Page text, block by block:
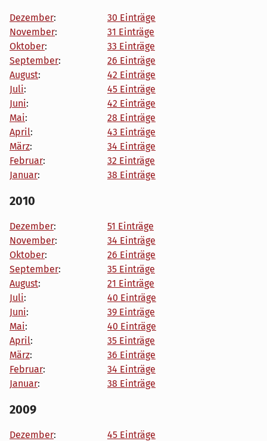
Dezember:
30 Einträge
November:
31 Einträge
Oktober:
33 Einträge
September:
26 Einträge
August:
42 Einträge
Juli:
45 Einträge
Juni:
42 Einträge
Mai:
28 Einträge
April:
43 Einträge
März:
34 Einträge
Februar:
32 Einträge
Januar: 38 Einträge
2010
Dezember:
51 Einträge
November:
34 Einträge
Oktober:
26 Einträge
September:
35 Einträge
August:
21 Einträge
Juli:
40 Einträge
Juni:
39 Einträge
Mai:
40 Einträge
April:
35 Einträge
März:
36 Einträge
Februar:
34 Einträge
Januar: 38 Einträge
2009
Dezember:
45 Einträge